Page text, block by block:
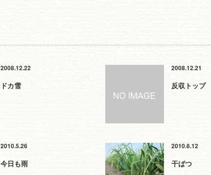
2008.12.22
ドカ雪
2008.12.21
反収トップ
2010.5.26
今日も雨
2010.6.12
干ばつ